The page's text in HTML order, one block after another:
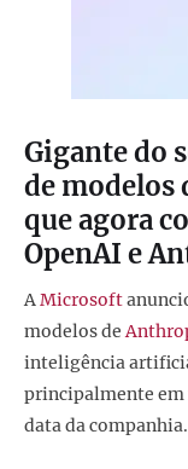
Gigante do
de modelos
que agora
OpenAI e
AMicrosoft
modelos de
inteligência
principalmente em
data da companhia.